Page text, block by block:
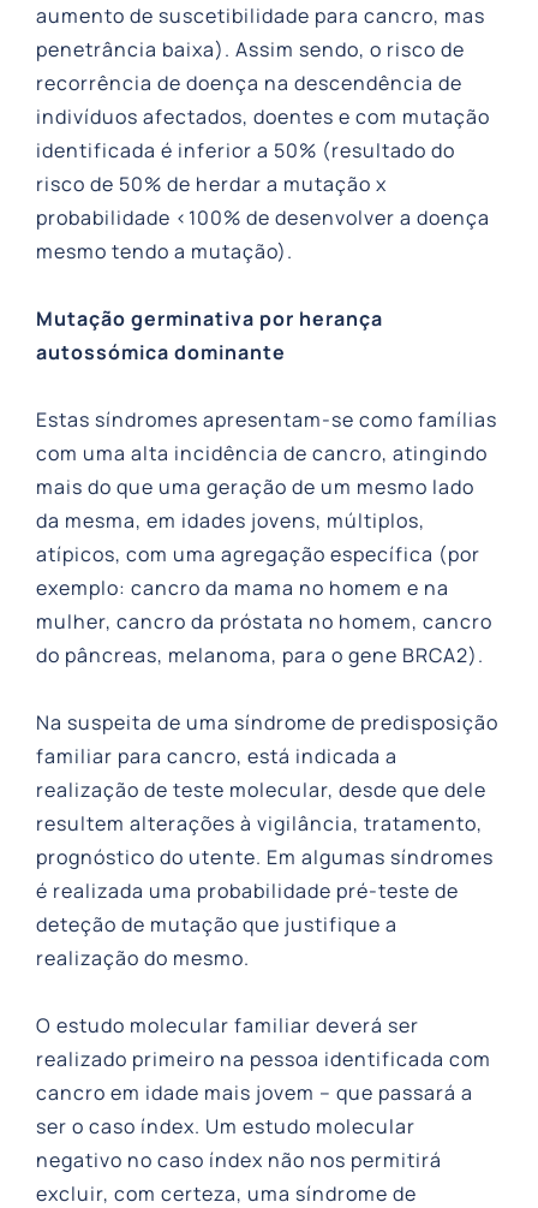
aumento de suscetibilidade para cancro, mas
penetrância baixa). Assim sendo, o risco de
recorrência de doença na descendência de
indivíduos afectados, doentes e com mutação
identificada é inferior a 50% (resultado do
risco de 50% de herdar a mutação x
probabilidade <100% de desenvolver a doença
mesmo tendo a mutação).
Mutação germinativa por herança
autossómica dominante
Estas síndromes apresentam-se como famílias
com uma alta incidência de cancro, atingindo
mais do que uma geração de um mesmo lado
da mesma, em idades jovens, múltiplos,
atípicos, com uma agregação específica (por
exemplo: cancro da mama no homem e na
mulher, cancro da próstata no homem, cancro
do pâncreas, melanoma, para o gene BRCA2).
Na suspeita de uma síndrome de predisposição
familiar para cancro, está indicada a
realização de teste molecular, desde que dele
resultem alterações à vigilância, tratamento,
prognóstico do utente. Em algumas síndromes
é realizada uma probabilidade pré-teste de
deteção de mutação que justifique a
realização do mesmo.
O estudo molecular familiar deverá ser
realizado primeiro na pessoa identificada com
cancro em idade mais jovem – que passará a
ser o caso índex. Um estudo molecular
negativo no caso índex não nos permitirá
excluir, com certeza, uma síndrome de